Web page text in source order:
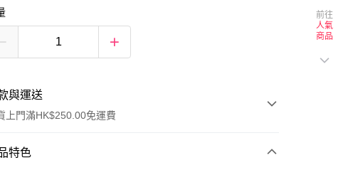
與運送
上門滿HK$250.00免運費
款方式
特色
前往
人氣
商品